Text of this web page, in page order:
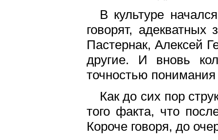
В культуре
говорят,
Пастернак, Алексей
другие. И вновь
точностью
Как до сих пор
того факта, что
Короче говоря, до